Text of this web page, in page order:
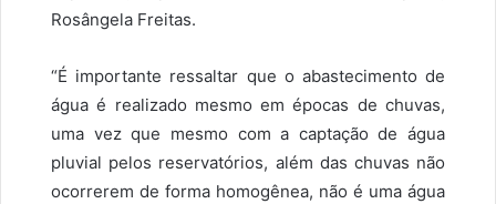
Rosângela Freitas.
“É importante ressaltar que o abastecimento de
água é realizado mesmo em épocas de chuvas,
uma vez que mesmo com a captação de água
pluvial pelos reservatórios, além das chuvas não
ocorrerem de forma homogênea, não é uma água